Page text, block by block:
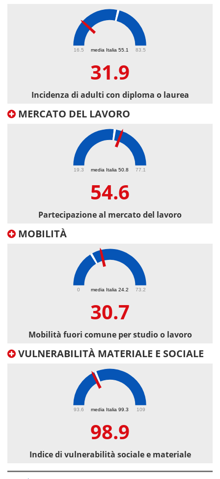
media Italia 55.1
16.5 83.5
31.9
Incidenza di adulti con diploma o laurea
MERCATO DEL LAVORO
media Italia 50.8
19.3 77.1
54.6
Partecipazione al mercato del lavoro
MOBILITÀ
media Italia 24.2
0 73.2
30.7
Mobilità fuori comune per studio o lavoro
VULNERABILITÀ MATERIALE E SOCIALE
media Italia 99.3
93.6 109
98.9
Indice di vulnerabilità sociale e materiale